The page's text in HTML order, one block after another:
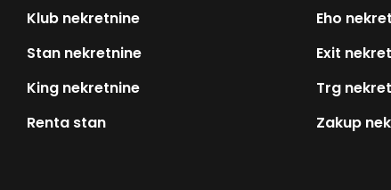
Klub nekretnine
Eho
Stan nekretnine
Exit
King nekretnine
Trg
Renta stan
Zakup